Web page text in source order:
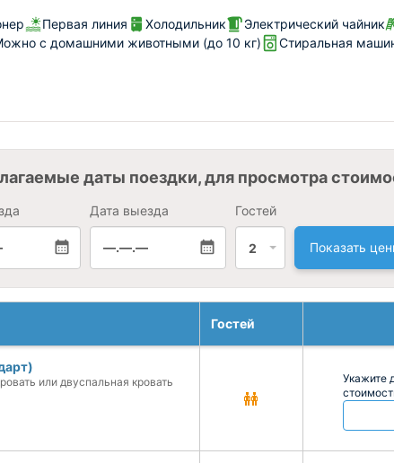
Первая линия Холодильник Электрический чайник
с домашними животными (до 10 кг) Стиральная
даты поездки, для просмотра
Дата выезда
—.—.—
Гостей
2 Показать
Гостей
или двуспальная кровать
Укажите